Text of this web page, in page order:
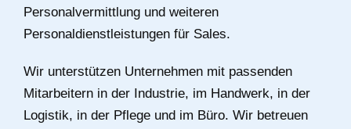
Personalvermittlung und weiteren
Personaldienstleistungen für Sales.
Wir unterstützen Unternehmen mit passenden
Mitarbeitern in der Industrie, im Handwerk, in der
Logistik, in der Pflege und im Büro. Wir betreuen